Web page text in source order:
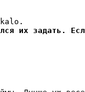
их задать.